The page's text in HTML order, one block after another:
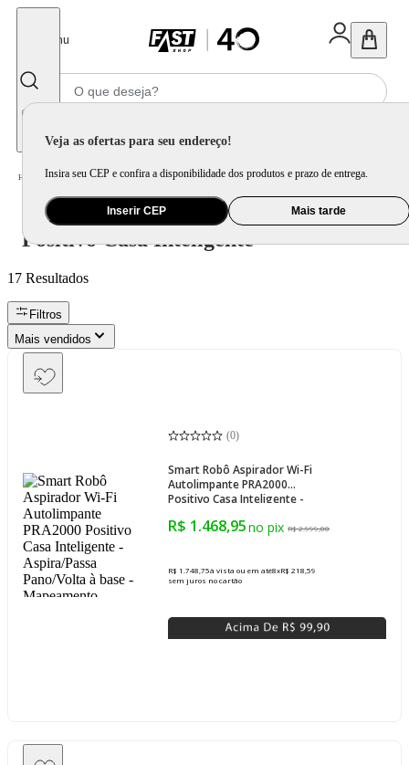
Menu
Veja as ofertas para seu endereço!
Insira seu CEP e confira a disponibilidade dos produtos e prazo de entrega.
Inserir CEP Mais tarde
Home Positivo Casa Inteligente
Positivo Casa Inteligente
17 Resultados
Filtros
Mais vendidos
(0)
Smart Robô Aspirador Wi-Fi
Autolimpante PRA2000
Positivo Casa Inteligente -
base - Mapeamento
R$ 1.468,95 R$ 2.999,00
R$ 1.748,75à vista ou em até8xR$ 218,59
sem juros no cartão